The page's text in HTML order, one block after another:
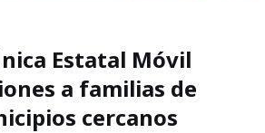
Estatal Móvil
a familias de
cercanos